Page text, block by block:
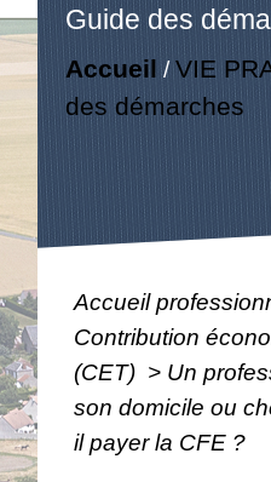
Guide des
Accueil /VIE
des démarches
Accueil
Contribution
(CET) > Un
son domicile ou
il payer la CFE ?